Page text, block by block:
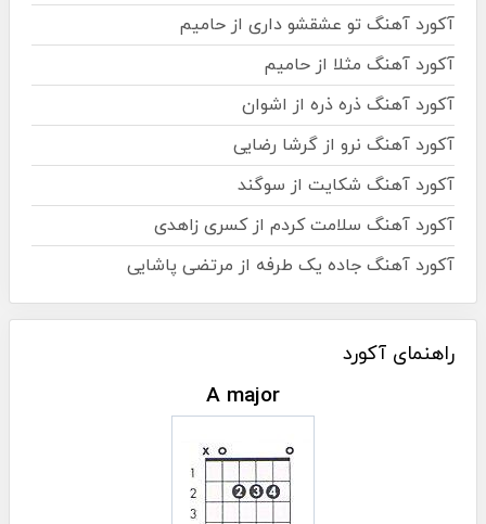
آکورد آهنگ تو عشقشو داری از حامیم
آکورد آهنگ مثلا از حامیم
آکورد آهنگ ذره ذره از اشوان
آکورد آهنگ نرو از گرشا رضایی
آکورد آهنگ شکایت از سوگند
آکورد آهنگ سلامت کردم از کسری زاهدی
آکورد آهنگ جاده یک طرفه از مرتضی پاشایی
راهنمای آکورد
A major